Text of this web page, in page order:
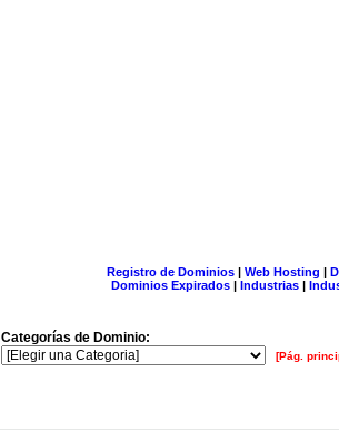
Registro de Dominios| Web Hosting |
Dominios Expirados | Industrias |
Categorías de Dominio:
[Pág.